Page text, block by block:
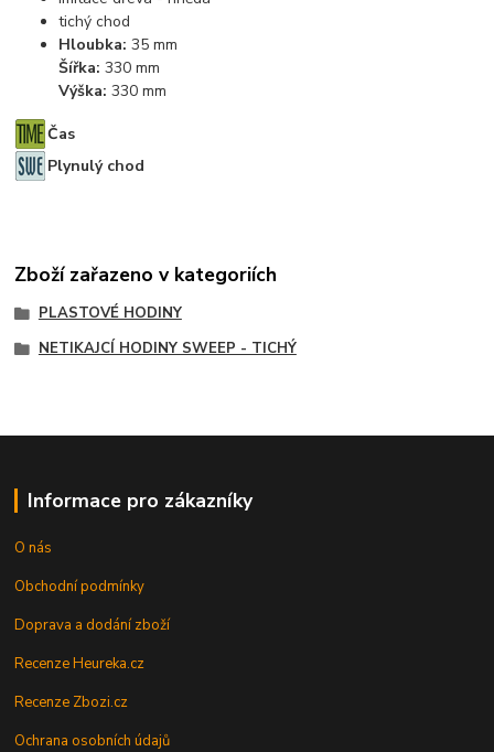
tichý chod
Hloubka: 35 mm
Šířka: 330 mm
Výška: 330 mm
Čas
Plynulý chod
Zboží zařazeno v kategoriích
PLASTOVÉ HODINY
NETIKAJCÍ HODINY SWEEP - TICHÝ
Informace pro zákazníky
O nás
Obchodní podmínky
Doprava a dodání zboží
Recenze Heureka.cz
Recenze Zbozi.cz
Ochrana osobních údajů